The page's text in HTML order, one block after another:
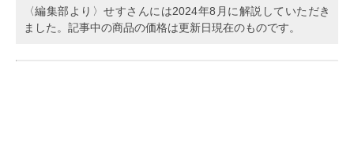
〈編集部より〉せすさんには2024年8月に解説していただき
ました。記事中の商品の価格は更新日現在のものです。